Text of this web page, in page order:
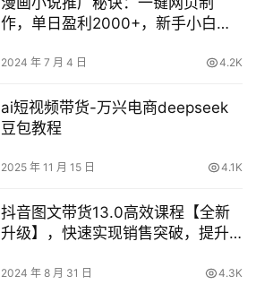
作，单日盈利2000+，新手小白快
2024 年 7 月 4 日 4.2K
ai短视频带货-万兴电商deepseek
豆包教程
2025 年 11 月 15 日 4.1K
抖音图文带货13.0高效课程【全新
升级】，快速实现销售突破，提升
2024 年 8 月 31 日 4.3K